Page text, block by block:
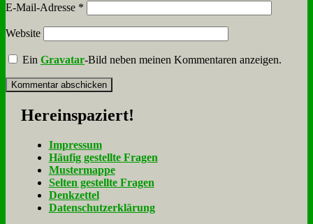
E-Mail-Adresse *
Website
EinGravatar-Bild neben meinen Kommentaren anzeigen.
Her­ein­spa­ziert!
Im­pres­sum
Häu­fig ge­stell­te Fra­gen
Mu­ster­map­pe
Sel­ten ge­stell­te Fra­gen
Denk­zet­tel
Da­ten­schutz­er­klä­rung